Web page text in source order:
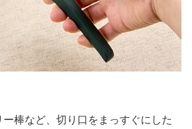
棒など、切り口をまっすぐにした